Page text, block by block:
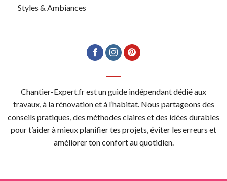
Styles & Ambiances
Chantier-Expert.fr est un guide indépendant dédié aux
travaux, à la rénovation et à l’habitat. Nous partageons des
conseils pratiques, des méthodes claires et des idées durables
pour t’aider à mieux planifier tes projets, éviter les erreurs et
améliorer ton confort au quotidien.